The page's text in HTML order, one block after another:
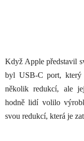
Když Apple představil
byl USB-C port, který
několik redukcí, ale
hodně lidí volilo
svou redukcí, která je